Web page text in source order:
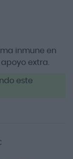
inmune en
extra.
este